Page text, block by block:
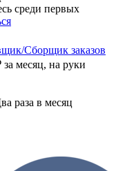
среди первых
Сборщик заказов
за месяц, на руки
раза в месяц